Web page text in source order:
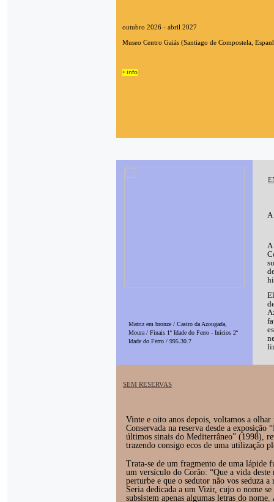
outubro 2026 - abril 2027
Museo Centro Gaiás (Santiago de Compostela,
+ info
Matriz em bronze / Castro da Azougada,
Moura / Finais 1ª Idade do Ferro - Inícios 2ª
Idade do Ferro / 995.30.7
SEM RESERVAS
Vinte e oito anos depois, voltamos a olhar
Conservada na reserva desde a exposição
últimos sinais do Mediterrâneo” (1998),
trazendo consigo ecos de uma utilização
Trata-se de um fragmento de uma lápide
um versículo do Corão: “Que a vida deste
perturbe e que o sedutor não vos seduza a
Seria dedicada a um Vizir, cujo o nome se
subsistem apenas algumas letras do nome.